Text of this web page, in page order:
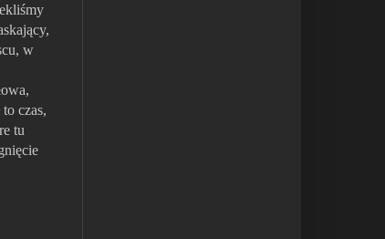
w
czas,
tu